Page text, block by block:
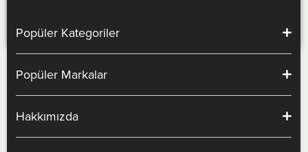
Popüler Kategoriler
Popüler Markalar
Hakkımızda